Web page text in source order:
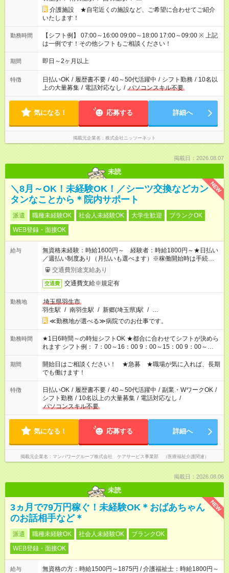
介護施設 ★自宅近くの施設など、ご希望に合わせてご紹介
いたします！
勤務時間
【シフト例】 07:00～16:00 09:00～18:00 17:00～09:00 ※ 上記
は一例です！その他シフトもご相談ください！
期間 即日～2ヶ月以上
特徴 日払いOK / 履歴書不要 / 40～50代活躍中 / シフト勤務 / 10名以
上の大量募集 / 電話対応なし / パソコンスキル不要
気になる！ 応募する 詳細へ
掲載元企業名 株式会社ニッソーネット
掲載日：2026.08.07
未読
NEW
＼8月～OK！未経験OK！／シーツ交換などカン
タンなことから＊院内サポート
派遣 職種未経験OK 社会人未経験OK 大学生歓迎
ブランクOK
WEB登録・面接OK
給与
無資格未経験：時給1600円～ 経験者：時給1800円～★日払い
／週払い制度あり（月払いも選べます）※稼働開始時は手続き完
了次第のお支払いとなります。
交通費別途支給あり
交通費 交通費支給※規定有
勤務地
埼玉県羽生市
羽生駅 / 南羽生駅 / 新郷(埼玉県)駅 / …
≪勤務地が選べる≫病院でのお仕事です。
勤務時間
★1日6時間～の時短シフトOK ★都合に合わせてシフトが決めら
れます シフト例： 7：00～16：00 9：00～15：00 9：00～
18：00 11：00～20：00 など ※Wワークの場合、他のお仕事と
合わせ週40時間超の就業はご案内できません ※法令に基づき、
週20時間以上勤務は社会保険への加入対象となります ※労働者
派遣法（日雇い派遣の原則禁止）により、短時間・短期間の就
業はご案内が難しい場合があります
期間
開始日はご相談ください！ ★急募 ★職場が気に入れば、長期
でも働けます！
特徴 日払いOK / 履歴書不要 / 40～50代活躍中 / 副業・WワークOK /
シフト勤務 / 10名以上の大量募集 / 電話対応なし /
パソコンスキル不要
気になる！ 応募する 詳細へ
掲載元企業名 マンパワーグループ株式会社 ケアサービス事業部 （医療福祉介護関連）
掲載日：2026.08.06
未読
NEW
3ヵ月で79万円稼ぐ！未経験OK＊おばあちゃん
のお話相手など＊
派遣 職種未経験OK 社会人未経験OK
ブランクOK
WEB登録・面接OK
給与
無資格の方：時給1500円～1875円 / 介護福祉士：時給1800円～